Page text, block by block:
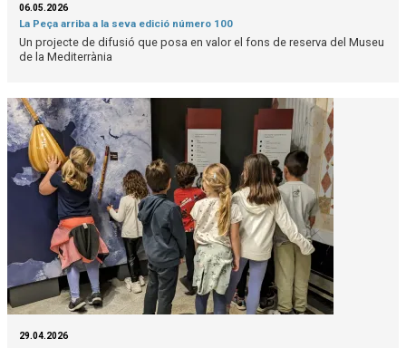
06.05.2026
La Peça arriba a la seva edició número 100
Un projecte de difusió que posa en valor el fons de reserva del Museu
de la Mediterrània
29.04.2026